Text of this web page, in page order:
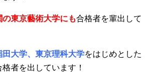
東京藝術大学にも合格者を輩出して
田大学、東京理科大学をはじめとした
者を出しています！